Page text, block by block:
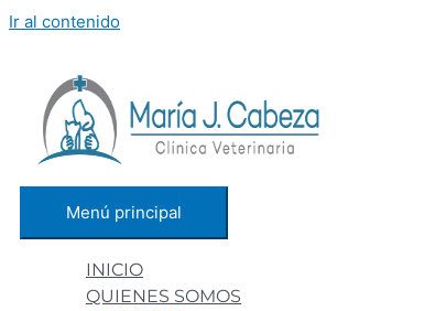
Ir al contenido
Menú principal
INICIO
QUIENES SOMOS